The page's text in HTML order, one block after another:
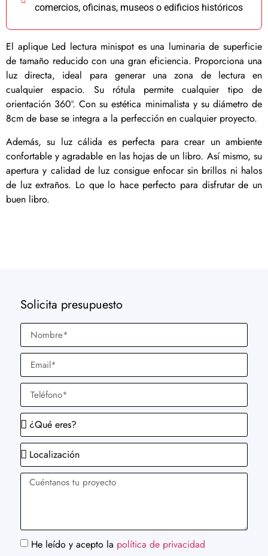
comercios, oficinas, museos o edificios históricos
El aplique Led lectura minispot es una luminaria de superficie
de tamaño reducido con una gran eficiencia. Proporciona una
luz directa, ideal para generar una zona de lectura en
cualquier espacio. Su rótula permite cualquier tipo de
orientación 360º. Con su estética minimalista y su diámetro de
8cm de base se integra a la perfección en cualquier proyecto.
Además, su luz cálida es perfecta para crear un ambiente
confortable y agradable en las hojas de un libro. Así mismo, su
apertura y calidad de luz consigue enfocar sin brillos ni halos
de luz extraños. Lo que lo hace perfecto para disfrutar de un
buen libro.
Solicita presupuesto
He leído y acepto la política de privacidad